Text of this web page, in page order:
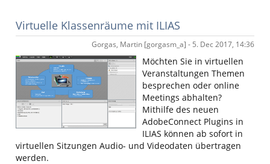
Virtuelle Klassenräume mit ILIAS
Gorgas, Martin [gorgasm_a] - 5. Dec 2017, 14:36
Möchten Sie in virtuellen
Veranstaltungen Themen
besprechen oder online
Meetings abhalten?
Mithilfe des neuen
AdobeConnect Plugins in
ILIAS können ab sofort in
virtuellen Sitzungen Audio- und Videodaten übertragen
werden.